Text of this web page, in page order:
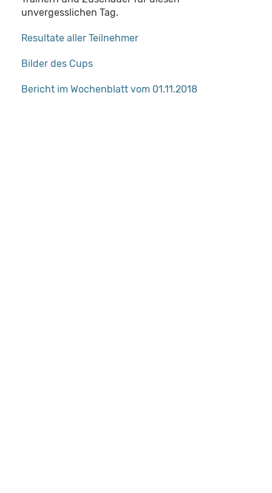
unvergesslichen Tag.
Resultate aller Teilnehmer
Bilder des Cups
Bericht im Wochenblatt vom 01.11.2018